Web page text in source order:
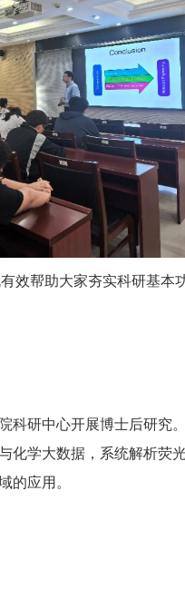
效帮助大家夯实科研基本
研中心开展博士后研究
化学大数据，系统解析荧
的应用。